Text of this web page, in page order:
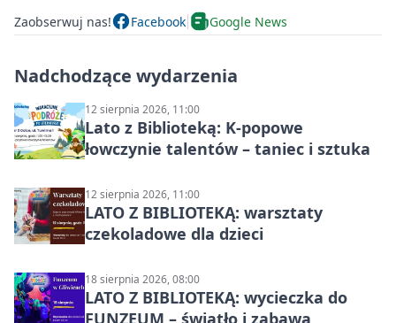
Zaobserwuj nas! Facebook Google News
Nadchodzące wydarzenia
12 sierpnia 2026, 11:00
Lato z Biblioteką: K-popowe
łowczynie talentów – taniec i sztuka
12 sierpnia 2026, 11:00
LATO Z BIBLIOTEKĄ: warsztaty
czekoladowe dla dzieci
18 sierpnia 2026, 08:00
LATO Z BIBLIOTEKĄ: wycieczka do